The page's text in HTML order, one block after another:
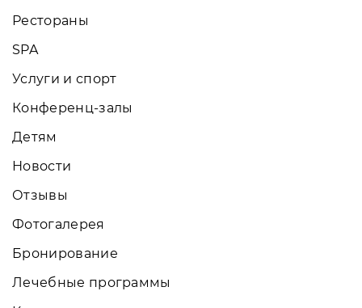
Рестораны
SPA
Услуги и спорт
Конференц-залы
Детям
Новости
Отзывы
Фотогалерея
Бронирование
Лечебные программы